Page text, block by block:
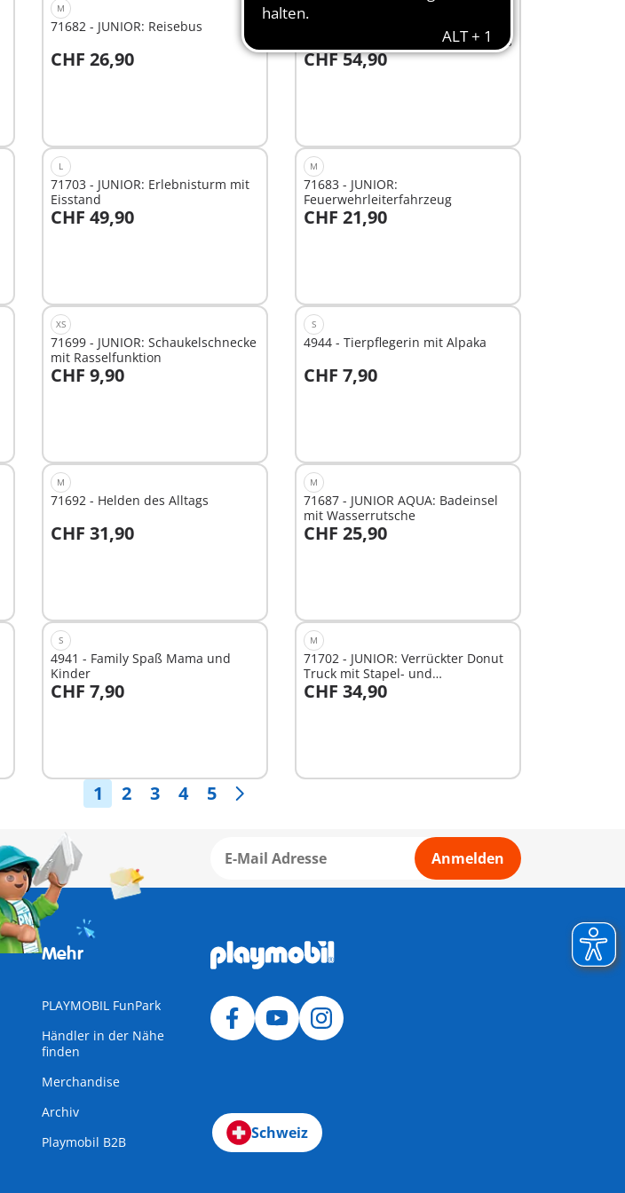
M
71682 - JUNIOR: Reisebus
CHF 26,90
In den Warenkorb
Maus' & Minnie Maus' Wolkenhaus
CHF 54,90
In den Warenkorb
L
71703 - JUNIOR: Erlebnisturm mit
Eisstand
CHF 49,90
In den Warenkorb
M
71683 - JUNIOR:
Feuerwehrleiterfahrzeug
CHF 21,90
In den Warenkorb
XS
71699 - JUNIOR: Schaukelschnecke
mit Rasselfunktion
CHF 9,90
In den Warenkorb
S
4944 - Tierpflegerin mit Alpaka
CHF 7,90
In den Warenkorb
M
71692 - Helden des Alltags
CHF 31,90
In den Warenkorb
M
71687 - JUNIOR AQUA: Badeinsel
mit Wasserrutsche
CHF 25,90
In den Warenkorb
S
4941 - Family Spaß Mama und
Kinder
CHF 7,90
In den Warenkorb
M
71702 - JUNIOR: Verrückter Donut
Truck mit Stapel- und
Sortierfunktion
CHF 34,90
In den Warenkorb
1 2 3 4 5
Anmelden
Mehr
PLAYMOBIL FunPark
Händler in der Nähe
finden
Merchandise
Archiv
Playmobil B2B
Schweiz